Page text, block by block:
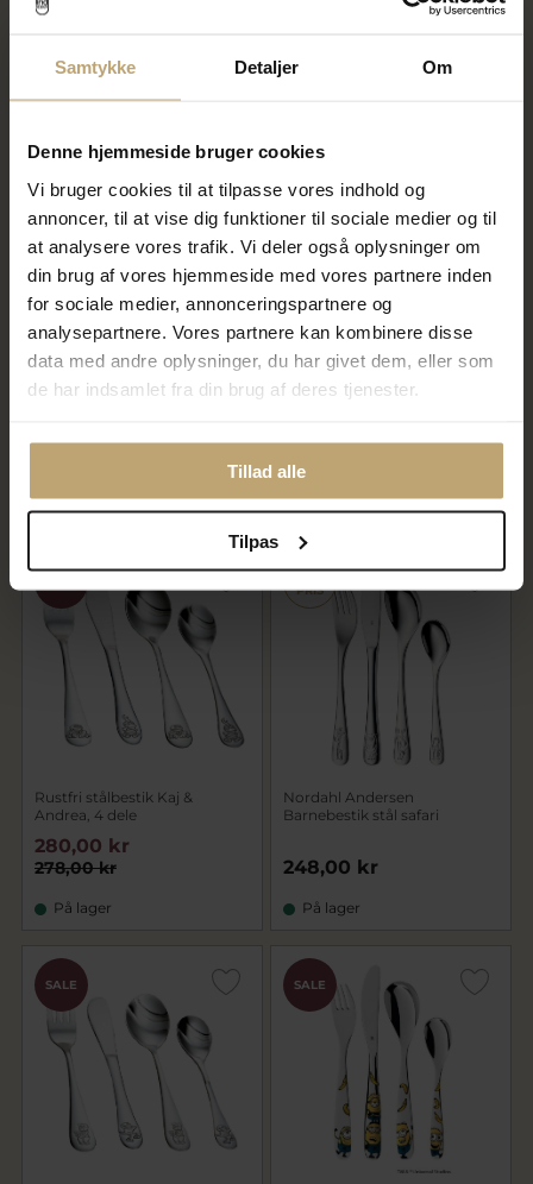
Samtykke Detaljer Om
Denne hjemmeside bruger cookies
Vi bruger cookies til at tilpasse vores indhold og
annoncer, til at vise dig funktioner til sociale medier og til
at analysere vores trafik. Vi deler også oplysninger om
din brug af vores hjemmeside med vores partnere inden
for sociale medier, annonceringspartnere og
analysepartnere. Vores partnere kan kombinere disse
data med andre oplysninger, du har givet dem, eller som
de har indsamlet fra din brug af deres tjenester.
Tillad alle
Tilpas
316,00 kr
SALE
barnebestik rustfrit stål
280,00 kr
På lager
SALE
Nordahl Andersen
barnebestik rustfrit stål
350,00 kr
280,00 kr
På lager
CHOK
PRIS
Rustfri stålbestik Kaj &
Andrea, 4 dele
278,00 kr
280,00 kr
På lager
CHOK
PRIS
Nordahl Andersen
Barnebestik stål safari
248,00 kr
På lager
SALE SALE